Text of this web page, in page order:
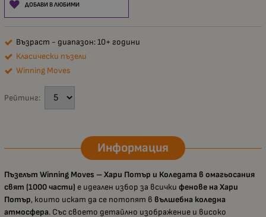
ДОБАВИ В ЛЮБИМИ
Възраст - диапазон: 10+ години
Класически пъзели
Winning Moves
Рейтинг:
Информация
Пъзелът Winning Moves – Хари Потър и Коледата в омагьосания
свят (1000 части) е идеален избор за всички фенове на Хари
Потър, които искат да се потопят в вълшебна коледна
атмосфера. Със своето детайлно изображение и високо